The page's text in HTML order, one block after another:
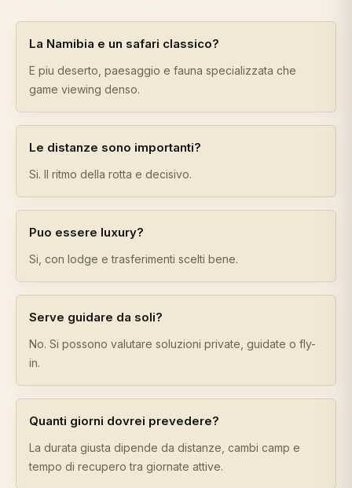
La Namibia e un safari classico?
E piu deserto, paesaggio e fauna specializzata che
game viewing denso.
Le distanze sono importanti?
Si. Il ritmo della rotta e decisivo.
Puo essere luxury?
Si, con lodge e trasferimenti scelti bene.
Serve guidare da soli?
No. Si possono valutare soluzioni private, guidate o fly-
in.
Quanti giorni dovrei prevedere?
La durata giusta dipende da distanze, cambi camp e
tempo di recupero tra giornate attive.